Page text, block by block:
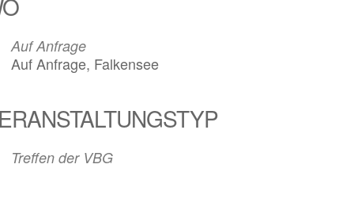
Auf Anfrage
Auf Anfrage, Falkensee
Treffen der VBG